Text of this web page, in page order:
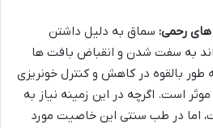
رحمی: سماق به دلیل داشتن
به سفت شدن و انقباض بافت ها
طور بالقوه در کاهش و کنترل خونریزی
است. اگرچه در این زمینه نیاز به
اما در طب سنتی این خاصیت مورد